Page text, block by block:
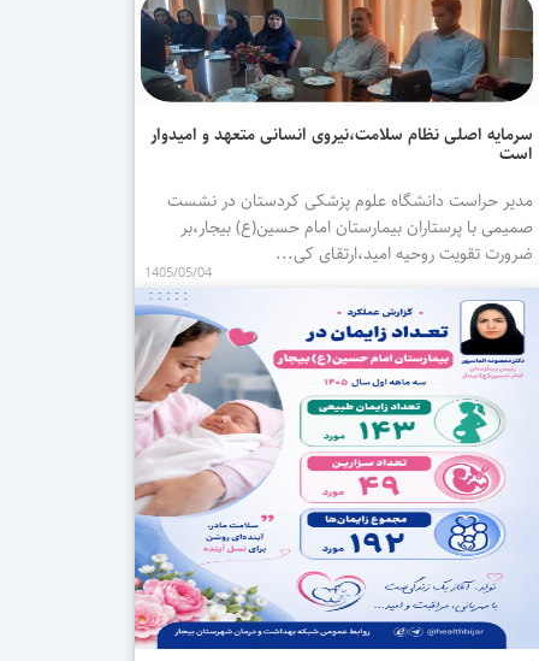
سرمایه اصلی نظام سلامت،نیروی انسانی متعهد و امیدوار
است
مدیر حراست دانشگاه علوم پزشکی کردستان در نشست
صمیمی با پرستاران بیمارستان امام حسین(ع) بیجار،بر
ضرورت تقویت روحیه امید،ارتقای کی...
1405/05/04